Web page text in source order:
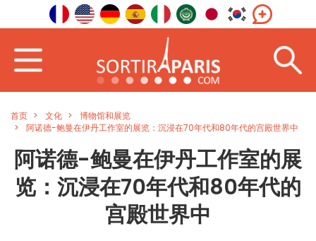
首页 文化
博物馆和展览
阿诺德-鲍曼在伊丹工作室的展览：沉浸在70年代和80年代的宫殿世界中
阿诺德-鲍曼在伊丹工作室的展
览：沉浸在70年代和80年代的
宫殿世界中